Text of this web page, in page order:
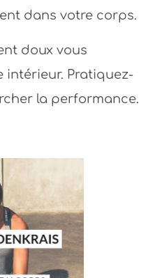
dans votre corps.
doux vous
intérieur. Pratiquez-
la performance.